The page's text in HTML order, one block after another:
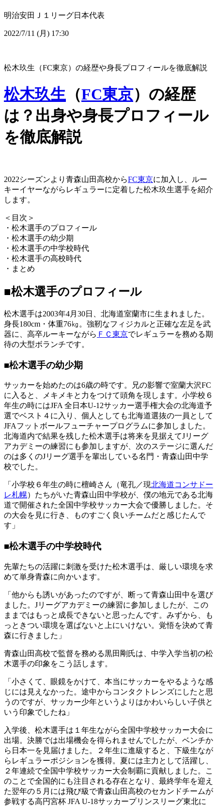
明治安田Ｊ１リーグ日本代表
2022/7/11 (月) 17:30
松木玖生（FC東京）の経歴や身長プロフィールを徹底解説
松木玖生 （FC東京）の経歴
は？出身や身長プロフィール
を徹底解説
2022シーズンより青森山田高校からFC東京に加入し、ルー
キーイヤーながらレギュラーに定着した松木玖生選手を紹介
します。
＜目次＞
・松木選手のプロフィール
・松木選手の幼少期
・松木選手の中学校時代
・松木選手の高校時代
・まとめ
■松木選手のプロフィール
松木選手は2003年4月30日、北海道室蘭市に生まれました。
身長180cm・体重76㎏。強靭なフィジカルと正確な左足を武
器に、高卒ルーキーながら ＦＣ東京でレギュラーを務める期
待の大型ボランチです。
■松木選手の幼少期
サッカーを始めたのは6歳の時です。兄の影響で室蘭大沢FC
に入ると、メキメキと力をつけて頭角を現します。小学校６
年生の時にはJFA 全日本U-12サッカー選手権大会の北海道予
選でベスト４に入り、個人としても北海道選抜の一員として
JFAフットボールフューチャープログラムに参加しました。
北海道内で結果を残した松木選手は将来を見据えてJリーグ
アカデミーの練習にも参加しますが、次のステージに選んだ
のは多くのJリーグ選手を輩出している名門・青森山田中学
校でした。
「小学校６年生の時に檀崎さん（竜孔／現北海道コンサドー
レ札幌）たちがいた青森山田中学校が、僕の地元である北海
道で開催された全国中学校サッカー大会で優勝しました。そ
の大会を見に行き、ものすごく良いチームだと感じたんで
す」
■松木選手の中学校時代
先輩たちの活躍に刺激を受けた松木選手は、厳しい環境を求
めて単身青森に向かいます。
「他からも誘いがあったのですが、断って青森山田中を選び
ました。Jリーグアカデミーの練習に参加しましたが、この
ままではもっと成長できないと思ったんです。みずから、も
っときつい環境を選ばないと上にいけない。覚悟を決めて青
森に行きました」
青森山田高校で監督を務める黒田剛氏は、中学入学当初の松
木選手の印象をこう話します。
「小さくて、眼鏡をかけて、本当にサッカーをやるような感
じには見えなかった。途中からコンタクトレンズにしたと思
うのですが、サッカー少年というよりはかわいらしい子供と
いう印象でしたね」
入学後、松木選手は１年生ながら全国中学校サッカー大会に
出場。決勝では出場機会を得られませんでしたが、ベンチか
ら日本一を見届けました。２年生に進級すると、下級生なが
らレギュラーポジションを獲得。夏には主力として活躍し、
２年連続で全国中学校サッカー大会制覇に貢献しました。こ
のことで全国的にも注目される存在となり、最終学年を迎え
た翌年の５月には飛び級で青森山田高校のセカンドチームが
参戦する高円宮杯 JFA U-18サッカープリンスリーグ東北に